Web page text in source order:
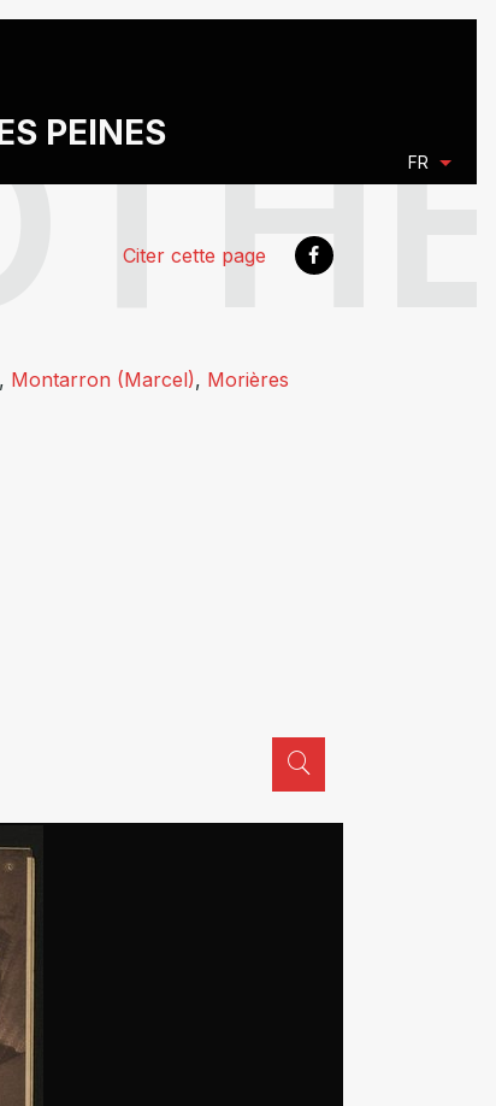
PEINES
FR
Citer cette page
, Montarron (Marcel), Morières